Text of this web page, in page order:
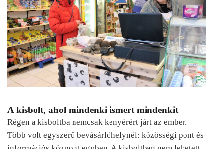
A kisbolt, ahol mindenki ismert mindenkit
Régen a kisboltba nemcsak kenyérért járt az ember.
Több volt egyszerű bevásárlóhelynél: közösségi pont és